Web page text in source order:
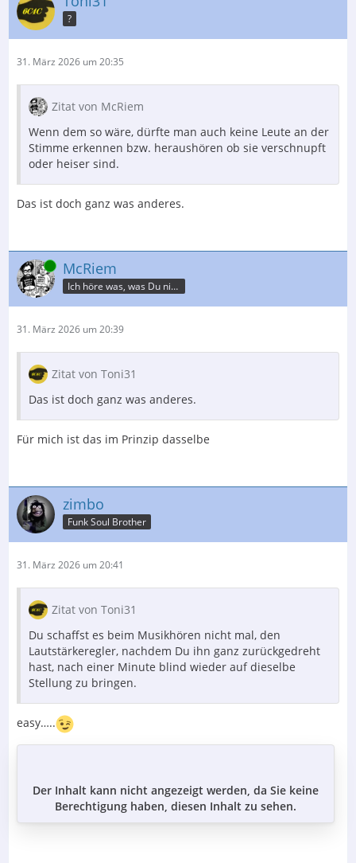
?
31. März 2026 um 20:35
Zitat von McRiem
Wenn dem so wäre, dürfte man auch keine Leute an der
Stimme erkennen bzw. heraushören ob sie verschnupft
oder heiser sind.
Das ist doch ganz was anderes.
Online McRiem
Ich höre was, was Du nicht misst.
31. März 2026 um 20:39
Zitat von Toni31
Das ist doch ganz was anderes.
Für mich ist das im Prinzip dasselbe
zimbo
Funk Soul Brother
31. März 2026 um 20:41
Zitat von Toni31
Du schaffst es beim Musikhören nicht mal, den
Lautstärkeregler, nachdem Du ihn ganz zurückgedreht
hast, nach einer Minute blind wieder auf dieselbe
Stellung zu bringen.
easy…..
Der Inhalt kann nicht angezeigt werden, da Sie keine
Berechtigung haben, diesen Inhalt zu sehen.